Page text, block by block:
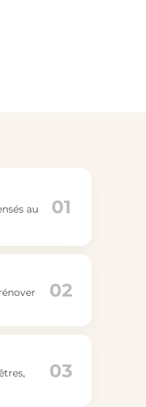
au
01
02
03